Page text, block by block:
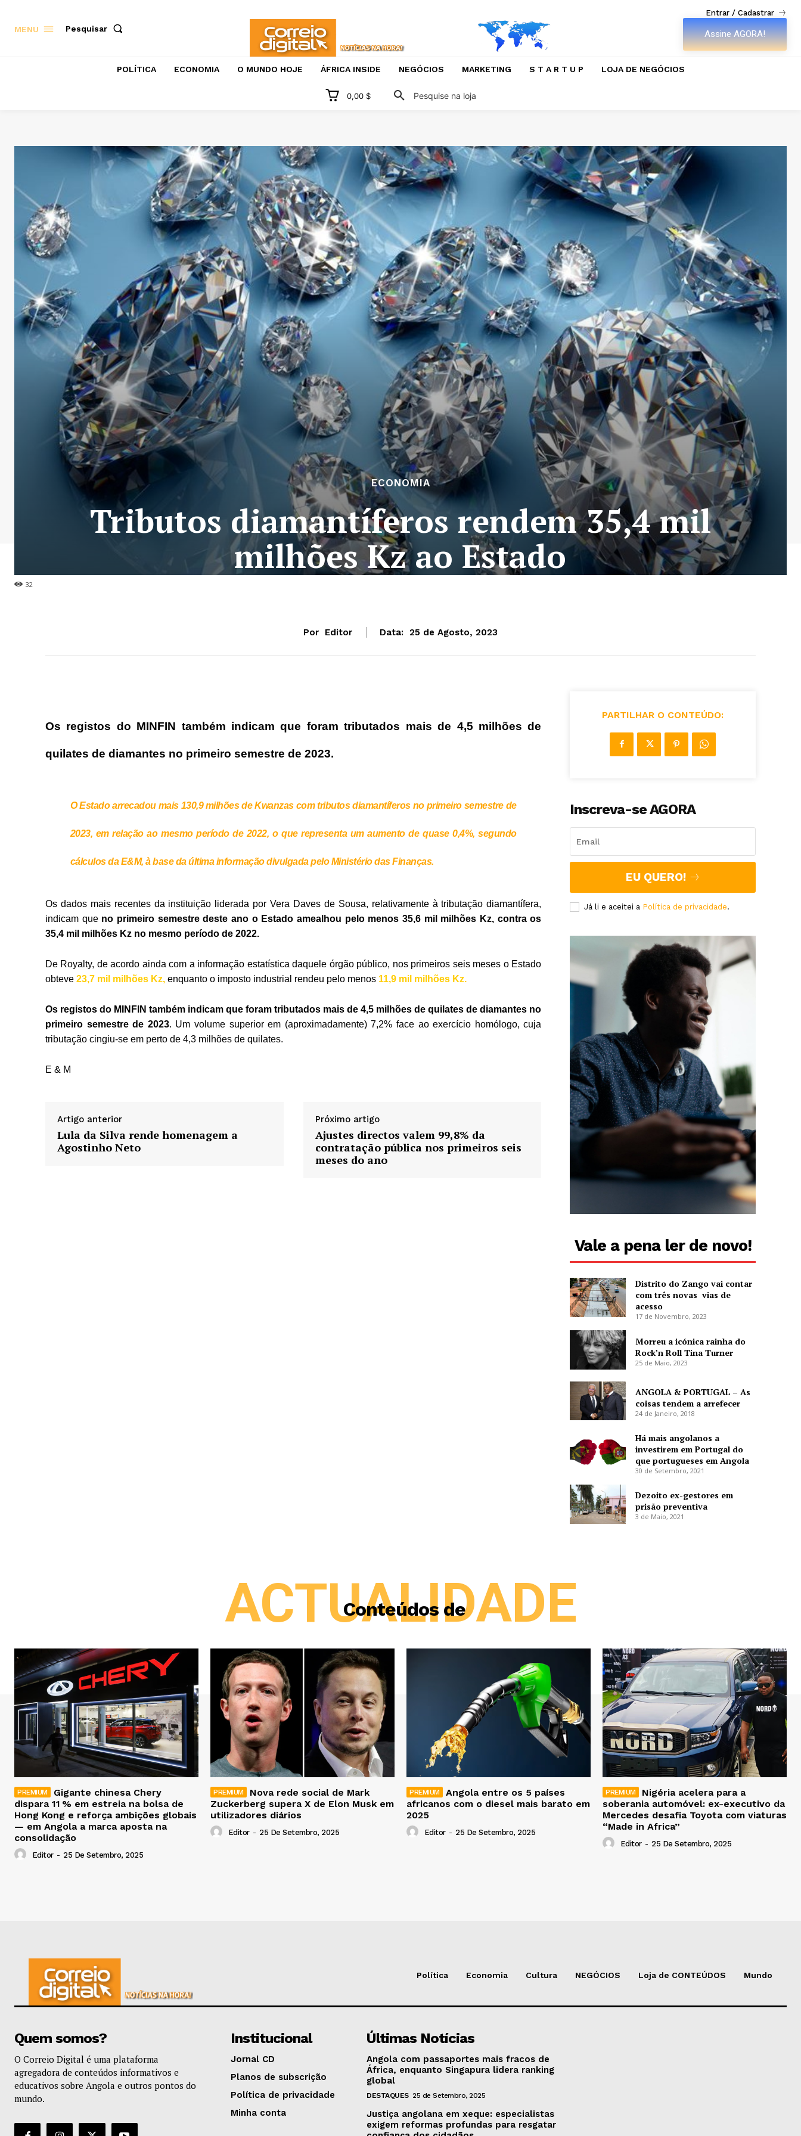
MENU Pesquisar
Entrar / Cadastrar
Assine AGORA!
POLÍTICA ECONOMIA O MUNDO HOJE ÁFRICA INSIDE NEGÓCIOS MARKETING S T A R T U P LOJA DE NEGÓCIOS
0,00 $ Pesquise na loja
32
ECONOMIA
Tributos diamantíferos rendem 35,4 mil
milhões Kz ao Estado
Por Editor Data: 25 de Agosto, 2023
Os registos do MINFIN também indicam que foram tributados mais de 4,5 milhões de
quilates de diamantes no primeiro semestre de 2023.
O Estado arrecadou mais 130,9 milhões de Kwanzas com tributos diamantíferos no primeiro semestre de
2023, em relação ao mesmo período de 2022, o que representa um aumento de quase 0,4%, segundo
cálculos da E&M, à base da última informação divulgada pelo Ministério das Finanças.
Os dados mais recentes da instituição liderada por Vera Daves de Sousa, relativamente à tributação diamantífera,
indicam que no primeiro semestre deste ano o Estado amealhou pelo menos 35,6 mil milhões Kz, contra os
35,4 mil milhões Kz no mesmo período de 2022.
De Royalty, de acordo ainda com a informação estatística daquele órgão público, nos primeiros seis meses o Estado
obteve 23,7 mil milhões Kz, enquanto o imposto industrial rendeu pelo menos 11,9 mil milhões Kz.
Os registos do MINFIN também indicam que foram tributados mais de 4,5 milhões de quilates de diamantes no
primeiro semestre de 2023. Um volume superior em (aproximadamente) 7,2% face ao exercício homólogo, cuja
tributação cingiu-se em perto de 4,3 milhões de quilates.
E & M
Artigo anterior
Lula da Silva rende homenagem a
Agostinho Neto
Próximo artigo
Ajustes directos valem 99,8% da
contratação pública nos primeiros seis
meses do ano
PARTILHAR O CONTEÚDO:
Inscreva-se AGORA
EU QUERO!
Já li e aceitei a Política de privacidade.
Vale a pena ler de novo!
Distrito do Zango vai contar
com três novas vias de
acesso
17 de Novembro, 2023
Morreu a icónica rainha do
Rock’n Roll Tina Turner
25 de Maio, 2023
ANGOLA & PORTUGAL – As
coisas tendem a arrefecer
24 de Janeiro, 2018
Há mais angolanos a
investirem em Portugal do
que portugueses em Angola
30 de Setembro, 2021
Dezoito ex-gestores em
prisão preventiva
3 de Maio, 2021
Conteúdos de
ACTUALIDADE
Gigante chinesa Chery
dispara 11 % em estreia na bolsa de
Hong Kong e reforça ambições globais
— em Angola a marca aposta na
consolidação
Editor - 25 De Setembro, 2025
Nova rede social de Mark
Zuckerberg supera X de Elon Musk em
utilizadores diários
Editor - 25 De Setembro, 2025
Angola entre os 5 países
africanos com o diesel mais barato em
2025
Editor - 25 De Setembro, 2025
Nigéria acelera para a
soberania automóvel: ex-executivo da
Mercedes desafia Toyota com viaturas
“Made in Africa”
Editor - 25 De Setembro, 2025
Política Economia Cultura NEGÓCIOS Loja de CONTEÚDOS Mundo
Quem somos?
O Correio Digital é uma plataforma
agregadora de conteúdos informativos e
educativos sobre Angola e outros pontos do
mundo.
Institucional
Jornal CD
Planos de subscrição
Política de privacidade
Minha conta
Últimas Notícias
Angola com passaportes mais fracos de
África, enquanto Singapura lidera ranking
global
DESTAQUES 25 de Setembro, 2025
Justiça angolana em xeque: especialistas
exigem reformas profundas para resgatar